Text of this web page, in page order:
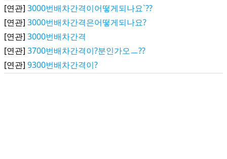
[연관] 3000번배차간격이어떻게되나요`??
[연관] 3000번배차간격은어떻게되나요?
[연관] 3000번배차간격
[연관] 3700번배차간격이?분인가오ㅡ??
[연관] 9300번배차간격이?